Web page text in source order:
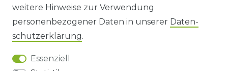
AGB UND KUNDENINFORMATIONEN
DATENSCHUTZERKLÄRUNG
BARRIEREFREIHEIT
weitere Hinweise zur Verwendung
personenbezogener Daten in unserer Daten­
schutz­erklärung.
Essenziell